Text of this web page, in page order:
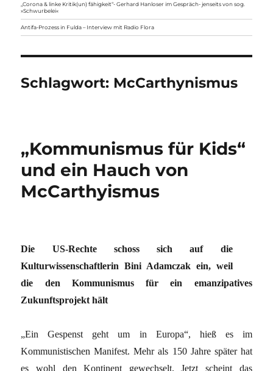
„Corona & linke Kritik(un) fähigkeit“- Gerhard Hanloser im Gespräch- jenseits von sog.
»Schwurbelei«
Antifa-Prozess in Fulda – Interview mit Radio Flora
Schlagwort: McCarthynismus
„Kommunismus für Kids“
und ein Hauch von
McCarthyismus
Die US-Rechte schoss sich auf die
Kulturwissenschaftlerin Bini Adamczak ein, weil
die den Kommunismus für ein emanzipatives
Zukunftsprojekt hält
„Ein Gespenst geht um in Europa“, hieß es im
Kommunistischen Manifest. Mehr als 150 Jahre später hat
es wohl den Kontinent gewechselt. Jetzt scheint das